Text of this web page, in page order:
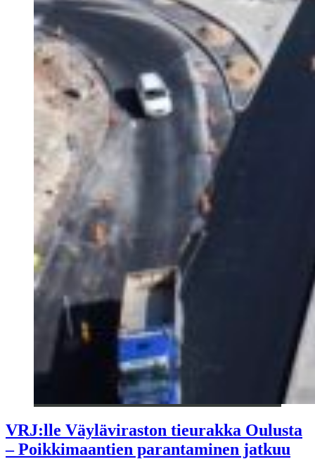
VRJ:lle Väyläviraston tieurakka Oulusta
– Poikkimaantien parantaminen jatkuu